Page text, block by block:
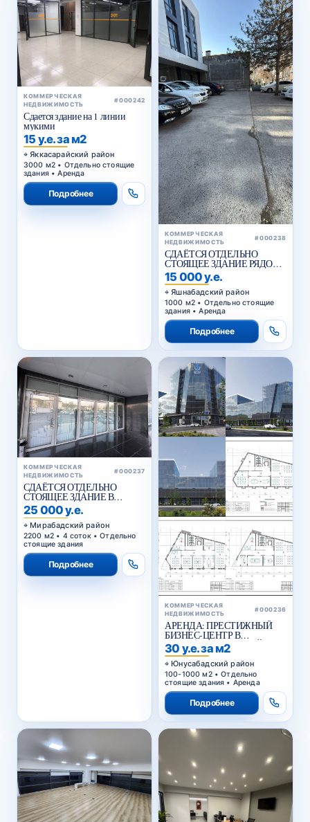
КОММЕРЧЕСКАЯ
НЕДВИЖИМОСТЬ
#000242
Сдается здание на 1 линии
мукими
15 у.е. за м2
Яккасарайский район
3000 м2 • Отдельно стоящие
здания • Аренда
Подробнее
КОММЕРЧЕСКАЯ
НЕДВИЖИМОСТЬ
#000238
СДАЁТСЯ ОТДЕЛЬНО
СТОЯЩЕЕ ЗДАНИЕ РЯДОМ
С ЖИГУЛИ БАР
15 000 у.е.
Яшнабадский район
1000 м2 • Отдельно стоящие
здания • Аренда
Подробнее
КОММЕРЧЕСКАЯ
НЕДВИЖИМОСТЬ
#000237
СДАЁТСЯ ОТДЕЛЬНО
СТОЯЩЕЕ ЗДАНИЕ В
АРЕНДУ В МИРАБАДСКОМ
РАЙОНЕ
25 000 у.е.
Мирабадский район
2200 м2 • 4 соток • Отдельно
стоящие здания
Подробнее
КОММЕРЧЕСКАЯ
НЕДВИЖИМОСТЬ
#000236
АРЕНДА: ПРЕСТИЖНЫЙ
БИЗНЕС-ЦЕНТР В
ЮНУСАБАДСКОМ РАЙОНЕ
30 у.е. за м2
Юнусабадский район
100-1000 м2 • Отдельно
стоящие здания • Аренда
Подробнее